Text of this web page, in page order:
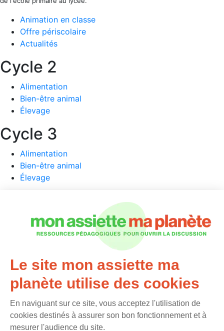
Animation en classe
Offre périscolaire
Actualités
Cycle 2
Alimentation
Bien-être animal
Élevage
Cycle 3
Alimentation
Bien-être animal
Élevage
Collège / Lycée
Alimentation
Élevage
Nous contacter
Mentions légales
Plan du site
Protection des données personnelles
Préférences cookies
Le site mon assiette ma
planète utilise des cookies
En naviguant sur ce site, vous acceptez l'utilisation de
cookies destinés à assurer son bon fonctionnement et à
mesurer l'audience du site.